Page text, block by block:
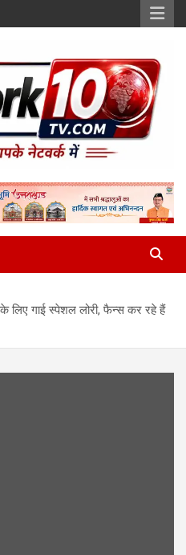
लिए गाई स्पेशल लोरी, फैन्स कर रहे हैं